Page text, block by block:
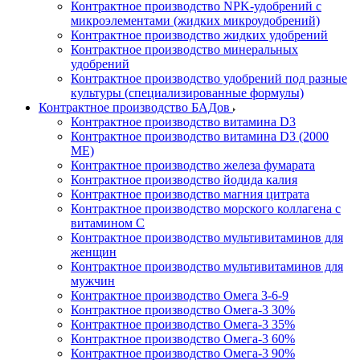
Контрактное производство NPK-удобрений с
микроэлементами (жидких микроудобрений)
Контрактное производство жидких удобрений
Контрактное производство минеральных
удобрений
Контрактное производство удобрений под разные
культуры (специализированные формулы)
Контрактное производство БАДов
Контрактное производство витамина D3
Контрактное производство витамина D3 (2000
МЕ)
Контрактное производство железа фумарата
Контрактное производство йодида калия
Контрактное производство магния цитрата
Контрактное производство морского коллагена с
витамином С
Контрактное производство мультивитаминов для
женщин
Контрактное производство мультивитаминов для
мужчин
Контрактное производство Омега 3-6-9
Контрактное производство Омега-3 30%
Контрактное производство Омега-3 35%
Контрактное производство Омега-3 60%
Контрактное производство Омега-3 90%